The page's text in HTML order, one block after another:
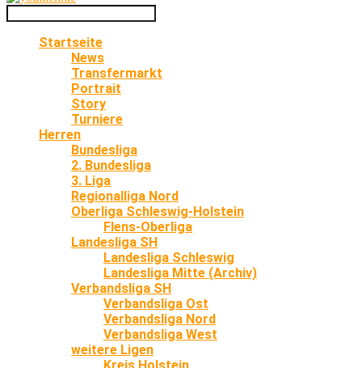
Startseite
News
Transfermarkt
Portrait
Story
Turniere
Herren
Bundesliga
2. Bundesliga
3. Liga
Regionalliga Nord
Oberliga Schleswig-Holstein
Flens-Oberliga
Landesliga SH
Landesliga Schleswig
Landesliga Mitte (Archiv)
Verbandsliga SH
Verbandsliga Ost
Verbandsliga Nord
Verbandsliga West
weitere Ligen
Kreis Holstein